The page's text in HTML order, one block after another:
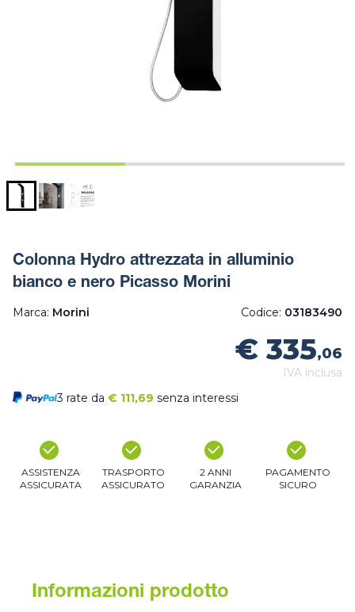
Colonna Hydro attrezzata in alluminio
bianco e nero Picasso Morini
Marca: Morini Codice: 03183490
€ 335,06
IVA inclusa
3 rate da € 111,69 senza interessi
ASSISTENZA
ASSICURATA
TRASPORTO
ASSICURATO
2 ANNI
GARANZIA
PAGAMENTO
SICURO
Informazioni prodotto